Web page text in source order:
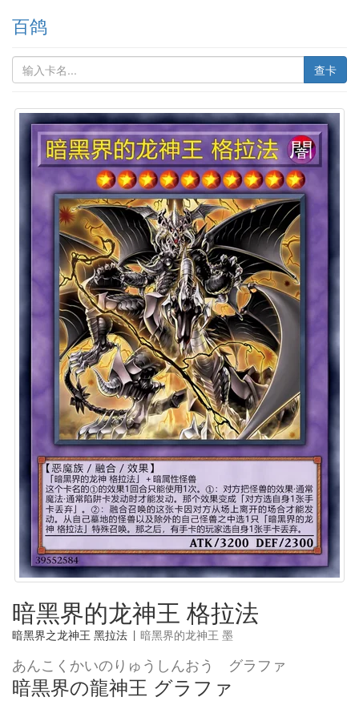
百鸽
查卡
暗黑界的龙神王 格拉法
暗黑界之龙神王 黑拉法 | 暗黑界的龙神王 墨
あんこくかいのりゅうしんおう グラファ
暗黒界の龍神王 グラファ